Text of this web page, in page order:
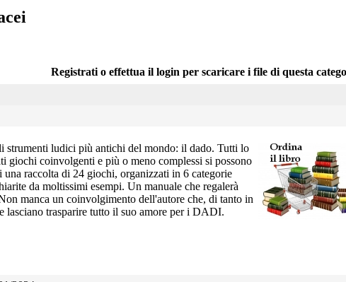
Registrati o effettua il login per scaricare i file di questa
strumenti ludici più antichi del mondo: il dado. Tutti lo
giochi coinvolgenti e più o meno complessi si possono
raccolta di 24 giochi, organizzati in 6 categorie
da moltissimi esempi. Un manuale che regalerà
manca un coinvolgimento dell'autore che, di tanto in
lasciano trasparire tutto il suo amore per i DADI.